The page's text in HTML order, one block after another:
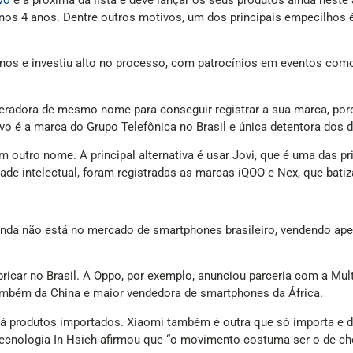
4 anos. Dentre outros motivos, um dos principais
e investiu alto no processo, com patrocínios em eventos
de mesmo nome para conseguir registrar a sua marca,
é a marca do Grupo Telefônica no Brasil e única detentora dos
outro nome. A principal alternativa é usar Jovi, que é uma das
intelectual, foram registradas as marcas iQOO e Nex, que
não está no mercado de smartphones brasileiro, vendendo
no Brasil. A Oppo, por exemplo, anunciou parceria com a
da China e maior vendedora de smartphones da África.
produtos importados. Xiaomi também é outra que só importa e
In Hsieh afirmou que “o movimento costuma ser o de